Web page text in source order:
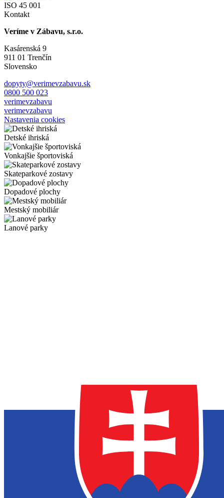
ISO 45 001
Kontakt
Veríme v Zábavu, s.r.o.
Kasárenská 9
911 01 Trenčín
Slovensko
dopyty@verimevzabavu.sk
0800 500 023
verimevzabavu
verimevzabavu
Nastavenia cookies
Detské ihriská
Vonkajšie športoviská
Skateparkové zostavy
Dopadové plochy
Mestský mobiliár
Lanové parky